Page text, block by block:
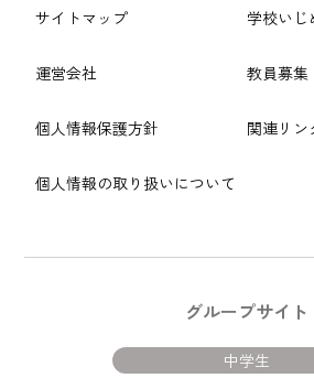
サイトマップ
運営会社
個人情報保護方針
個人情報の取り扱いについて
学校いじ
教員募集
関連リン
グループサイト
中学生